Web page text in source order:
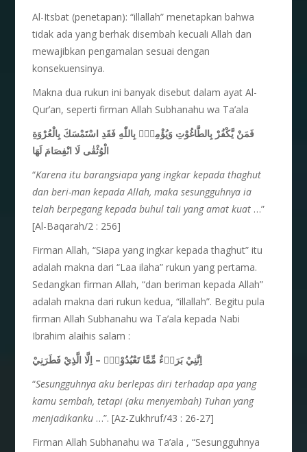
Al-Itsbat (penetapan): “illallah” menetapkan bahwa
tidak ada yang berhak disembah kecuali Allah dan
mewajibkan pengamalan sesuai dengan
konsekuensinya.
Makna dua rukun ini banyak disebut dalam ayat Al-
Qur’an, seperti firman Allah Subhanahu wa Ta’ala
فَمَنْ يَّكْفُرْ بِالطَّاغُوْتِ وَيُؤْمِنْۢ بِاللّٰهِ فَقَدِ اسْتَمْسَكَ بِالْعُرْوَةِ
الْوُثْقٰى لَا انْفِصَامَ لَهَا
“Karena itu barangsiapa yang ingkar kepada thaghut
dan beri-man kepada Allah, maka sesungguhnya ia
telah berpegang kepada buhul tali yang amat kuat …”
[Al-Baqarah/2 : 256]
Firman Allah, “Siapa yang ingkar kepada thaghut” itu
adalah makna dari “Laa ilaha” rukun yang pertama.
Sedangkan firman Allah, “dan beriman kepada Allah”
adalah makna dari rukun kedua, “illallah”. Begitu pula
firman Allah Subhanahu wa Ta’ala kepada Nabi
Ibrahim alaihis salam :
اِنَّنِيْ بَرَاۤءٌ مِّمَّا تَعْبُدُوْنَۙ – اِلَّا الَّذِيْ فَطَرَنِيْ
“Sesungguhnya aku berlepas diri terhadap apa yang
kamu sembah, tetapi (aku menyembah) Tuhan yang
menjadikanku …”. [Az-Zukhruf/43 : 26-27]
Firman Allah Subhanahu wa Ta’ala , “Sesungguhnya